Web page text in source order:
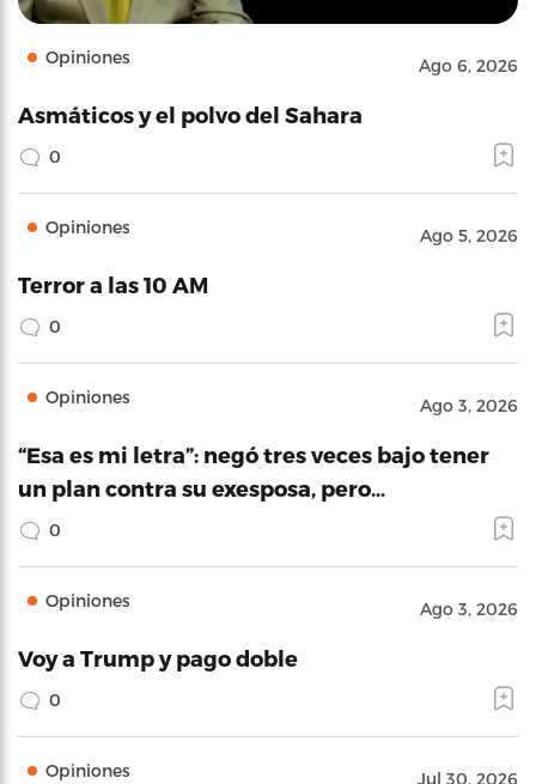
Opiniones Ago 6, 2026
Asmáticos y el polvo del Sahara
0
Opiniones Ago 5, 2026
Terror a las 10 AM
0
Opiniones Ago 3, 2026
“Esa es mi letra”: negó tres veces bajo tener
un plan contra su exesposa, pero…
0
Opiniones Ago 3, 2026
Voy a Trump y pago doble
0
Opiniones Jul 30, 2026